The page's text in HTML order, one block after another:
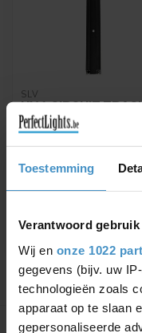
Toestemming
Verantwoord
Wij en onze 1022
gegevens (bijv. uw
technologieën zoals
apparaat op te slaan
gepersonaliseerde
SLV
HV 1 CIRCUIT
PHASE SURFACE
MOUNTED RAIL
(1M)
Available in white,